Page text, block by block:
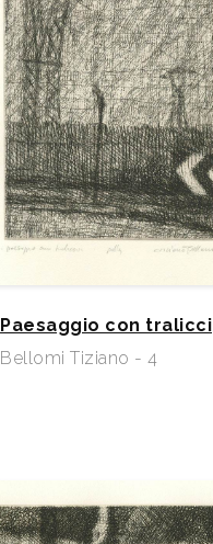
Paesaggio con tralicci
Bellomi Tiziano - 4